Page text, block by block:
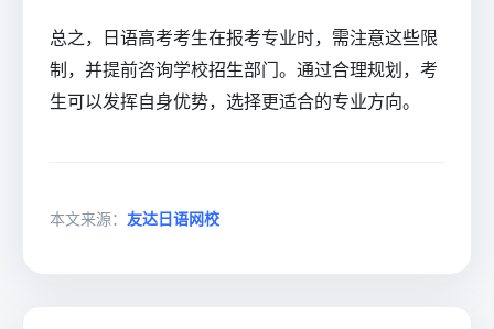
总之，日语高考考生在报考专业时，需注意这些限
制，并提前咨询学校招生部门。通过合理规划，考
生可以发挥自身优势，选择更适合的专业方向。
本文来源： 友达日语网校